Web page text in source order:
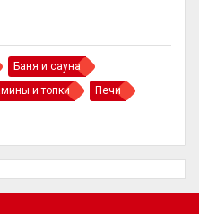
Баня и сауна
и топки
Печи